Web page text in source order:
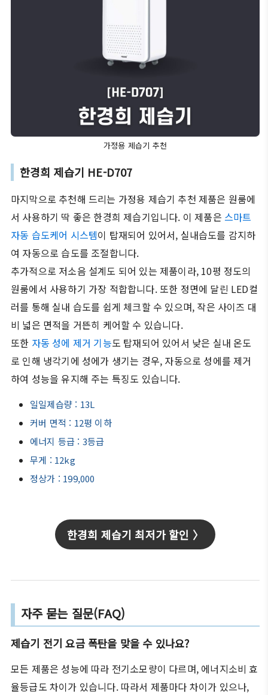
가정용 제습기 추천
한경희 제습기 HE-D707
마지막으로 추천해 드리는 가정용 제습기 추천 제품은 원룸에
서 사용하기 딱 좋은 한경희 제습기입니다. 이 제품은스마트
자동 습도케어 시스템이 탑재되어 있어서, 실내습도를 감지하
여 자동으로 습도를 조절합니다.
추가적으로 저소음 설계도 되어 있는 제품이라, 10평 정도의
원룸에서 사용하기 가장 적합합니다. 또한 정면에 달린 LED컬
러를 통해 실내 습도를 쉽게 체크할 수 있으며, 작은 사이즈 대
비 넓은 면적을 거뜬히 케어할 수 있습니다.
또한 자동 성에 제거 기능도 탑재되어 있어서 낮은 실내 온도
로 인해 냉각기에 성에가 생기는 경우, 자동으로 성에를 제거
하여 성능을 유지해 주는 특징도 있습니다.
일일제습량 : 13L
커버 면적 : 12평 이하
에너지 등급 : 3등급
무게 : 12kg
정상가 : 199,000
한경희 제습기 최저가 할인 〉
자주 묻는 질문(FAQ)
제습기 전기 요금 폭탄을 맞을 수 있나요?
모든 제품은 성능에 따라 전기소모량이 다르며, 에너지소비 효
율등급도 차이가 있습니다. 따라서 제품마다 차이가 있으나,